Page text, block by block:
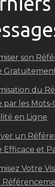
son
du
par les Mots-
en Ligne
un
Efficace et
Votre